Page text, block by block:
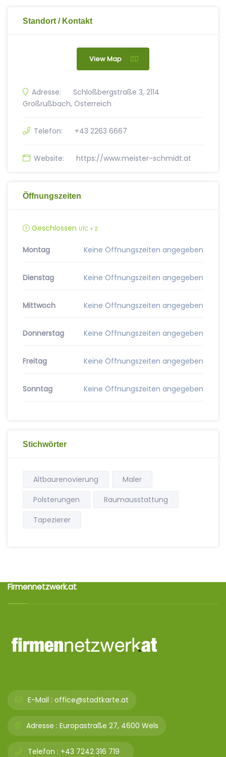
Standort / Kontakt
View Map
Adresse:
Schloßbergstraße 3, 2114
Großrußbach, Österreich
Telefon: +43 2263 6667
Website: https://www.meister-schmidt.at
Öffnungszeiten
Geschlossen UTC + 2
Montag Keine Öffnungszeiten angegeben
Dienstag Keine Öffnungszeiten angegeben
Mittwoch Keine Öffnungszeiten angegeben
Donnerstag Keine Öffnungszeiten angegeben
Freitag Keine Öffnungszeiten angegeben
Sonntag Keine Öffnungszeiten angegeben
Stichwörter
Altbaurenovierung
Maler
Polsterungen
Raumausstattung
Tapezierer
Firmennetzwerk.at
E-Mail : office@stadtkarte.at
Adresse : Europastraße 27, 4600 Wels
Telefon : +43 7242 316 719